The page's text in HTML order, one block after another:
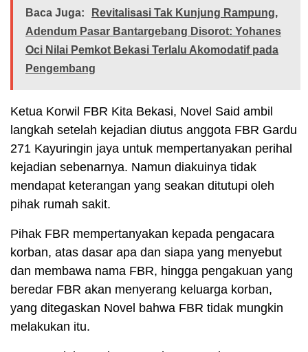
Baca Juga:
Revitalisasi Tak Kunjung Rampung,
Adendum Pasar Bantargebang Disorot: Yohanes
Oci Nilai Pemkot Bekasi Terlalu Akomodatif pada
Pengembang
Ketua Korwil FBR Kita Bekasi, Novel Said ambil
langkah setelah kejadian diutus anggota FBR Gardu
271 Kayuringin jaya untuk mempertanyakan perihal
kejadian sebenarnya. Namun diakuinya tidak
mendapat keterangan yang seakan ditutupi oleh
pihak rumah sakit.
Pihak FBR mempertanyakan kepada pengacara
korban, atas dasar apa dan siapa yang menyebut
dan membawa nama FBR, hingga pengakuan yang
beredar FBR akan menyerang keluarga korban,
yang ditegaskan Novel bahwa FBR tidak mungkin
melakukan itu.